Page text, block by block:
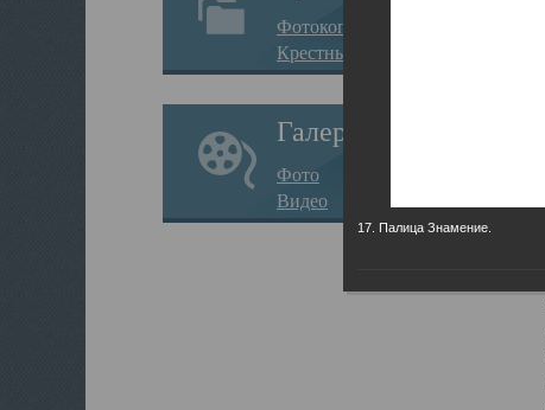
Фотокопии дел
Крестные ходы
Галерея
Фото
Видео
17. Палица Знамение.